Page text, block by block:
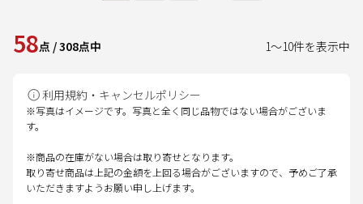
58点 /308点中 1～10件を表示中
利用規約・キャンセルポリシー
※写真はイメージです。写真と全く同じ品物ではない場合がございま
す。
※商品の在庫がない場合は取り寄せとなります。
取り寄せ商品は上記の金額を上回る場合がございますので、予めご了承
いただきますようお願い申し上げます。